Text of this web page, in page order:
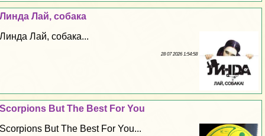
Линда Лай, собака
Линда Лай, собака...
28 07 2026 1:54:58
Scorpions But The Best For You
Scorpions But The Best For You...